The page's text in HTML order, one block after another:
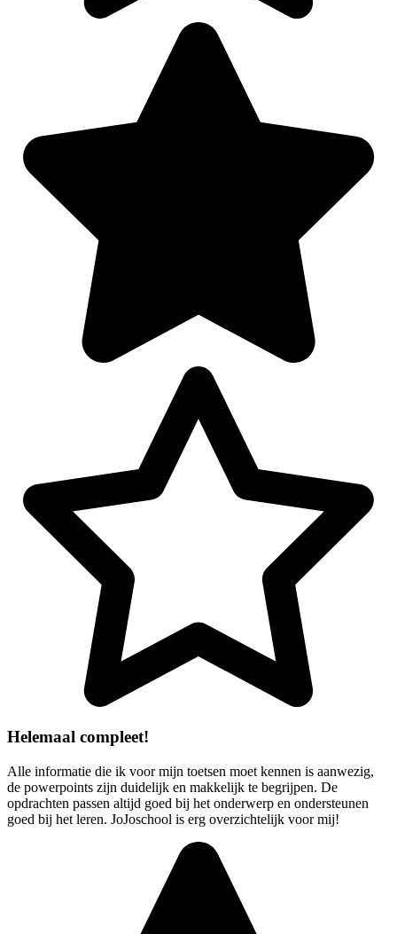
Helemaal compleet!
Alle informatie die ik voor mijn toetsen moet kennen is aanwezig,
de powerpoints zijn duidelijk en makkelijk te begrijpen. De
opdrachten passen altijd goed bij het onderwerp en ondersteunen
goed bij het leren. JoJoschool is erg overzichtelijk voor mij!